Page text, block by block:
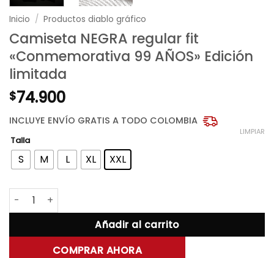
Inicio / Productos diablo gráfico
Camiseta NEGRA regular fit
«Conmemorativa 99 AÑOS» Edición
limitada
$74.900
INCLUYE ENVÍO GRATIS A TODO COLOMBIA
Talla
S M L XL XXL
LIMPIAR
Camiseta NEGRA regular fit «Conmemorativa 99
Añadir al carrito
COMPRAR AHORA